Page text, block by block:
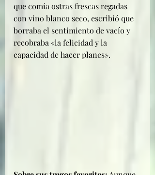
que comía ostras frescas regadas
con vino blanco seco, escribió que
borraba el sentimiento de vacío y
recobraba «la felicidad y la
capacidad de hacer planes».